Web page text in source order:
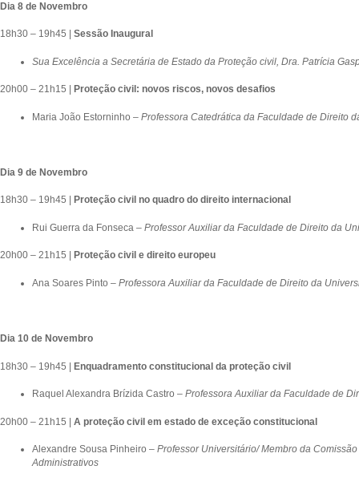
Dia 8 de Novembro
18h30 – 19h45 | Sessão Inaugural
Sua Excelência a Secretária de Estado da Proteção civil, Dra. Patrícia
20h00 – 21h15 | Proteção civil: novos riscos, novos desafios
Maria João Estorninho – Professora Catedrática da Faculdade de Direito
Dia 9 de Novembro
18h30 – 19h45 | Proteção civil no quadro do direito internacional
Rui Guerra da Fonseca – Professor Auxiliar da Faculdade de Direito da
20h00 – 21h15 | Proteção civil e direito europeu
Ana Soares Pinto – Professora Auxiliar da Faculdade de Direito da
Dia 10 de Novembro
18h30 – 19h45 | Enquadramento constitucional da proteção civil
Raquel Alexandra Brízida Castro – Professora Auxiliar da Faculdade de
20h00 – 21h15 | A proteção civil em estado de exceção constitucional
Alexandre Sousa Pinheiro – Professor Universitário/ Membro da
Administrativos